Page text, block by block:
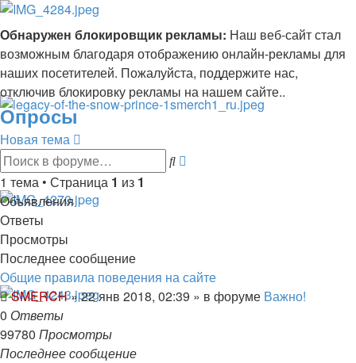
Обнаружен блокировщик рекламы: Наш веб-сайт стал
возможным благодаря отображению онлайн-рекламы для
наших посетителей. Пожалуйста, поддержите нас,
отключив блокировку рекламы на нашем сайте..
Опросы
Новая тема
Поиск
1 тема • Страница 1 из 1
Объявления
Ответы
Просмотры
Последнее сообщение
Общие правила поведения на сайте
SMERCH»22 янв 2018, 02:39 » в форуме Важно!
0 Ответы
99780 Просмотры
Последнее сообщение